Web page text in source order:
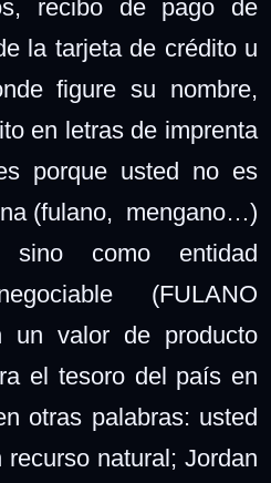
recibo de pago de
la tarjeta de crédito u
figure su nombre,
en letras de imprenta
porque usted no es
(fulano, mengano…)
como entidad
(FULANO
un valor de producto
el tesoro del país en
otras palabras: usted
natural; Jordan